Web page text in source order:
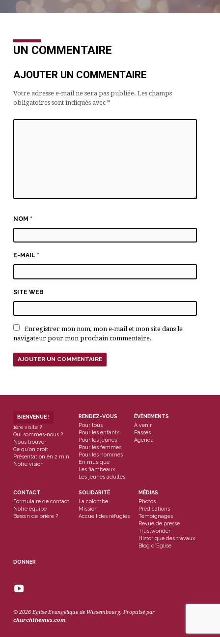
UN COMMENTAIRE
AJOUTER UN COMMENTAIRE
Votre adresse e-mail ne sera pas publiée. Les champs
obligatoires sont indiqués avec *
NOM *
E-MAIL *
SITE WEB
Enregistrer mon nom, mon e-mail et mon site dans le
navigateur pour mon prochain commentaire.
BIENVENUE !
1ère visite ?
Qui sommes-nous ?
Nous trouver
Ce qu’on croit
Présentation en 2 min
Notre vision
RENDEZ-VOUS
Pour tous
Pour les enfants
Pour les jeunes
Pour les femmes
Pour les hommes
En musique
Les flambeaux
Les jeunes adultes
ÉVÈNEMENTS
À venir
Passés
Agenda
CONTACT
Formulaire de contact
Notre équipe
Besoin de prière ?
SOLIDARITÉ
La colombe
Mission
Accueil des réfugiés
MÉDIAS
Photos
Prédications
Témoignages
Revue de presse
Trustwonder
Historique des travaux
Blog d’Eglise
DONNER
© 2026 Eglise Evangélique de Wissembourg. Propulsé par
churchthemes.com